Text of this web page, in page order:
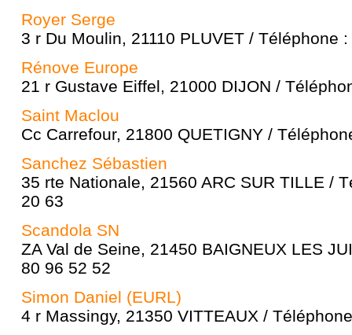
Royer Serge
3 r Du Moulin, 21110 PLUVET / Téléphone
Rénove Europe
21 r Gustave Eiffel, 21000 DIJON /
Saint Maclou
Cc Carrefour, 21800 QUETIGNY /
Sanchez Sébastien
35 rte Nationale, 21560 ARC SUR TILLE /
20 63
Scandola SN
ZA Val de Seine, 21450 BAIGNEUX LES
80 96 52 52
Simon Daniel (EURL)
4 r Massingy, 21350 VITTEAUX /